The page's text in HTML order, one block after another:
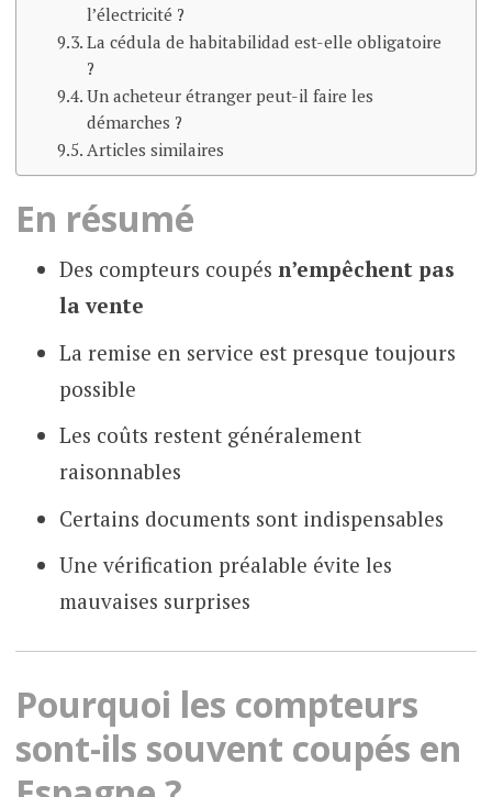
l’électricité ?
La cédula de habitabilidad est-elle obligatoire
?
Un acheteur étranger peut-il faire les
démarches ?
Articles similaires
En résumé
Des compteurs coupés n’empêchent pas
la vente
La remise en service est presque toujours
possible
Les coûts restent généralement
raisonnables
Certains documents sont indispensables
Une vérification préalable évite les
mauvaises surprises
Pourquoi les compteurs
sont-ils souvent coupés en